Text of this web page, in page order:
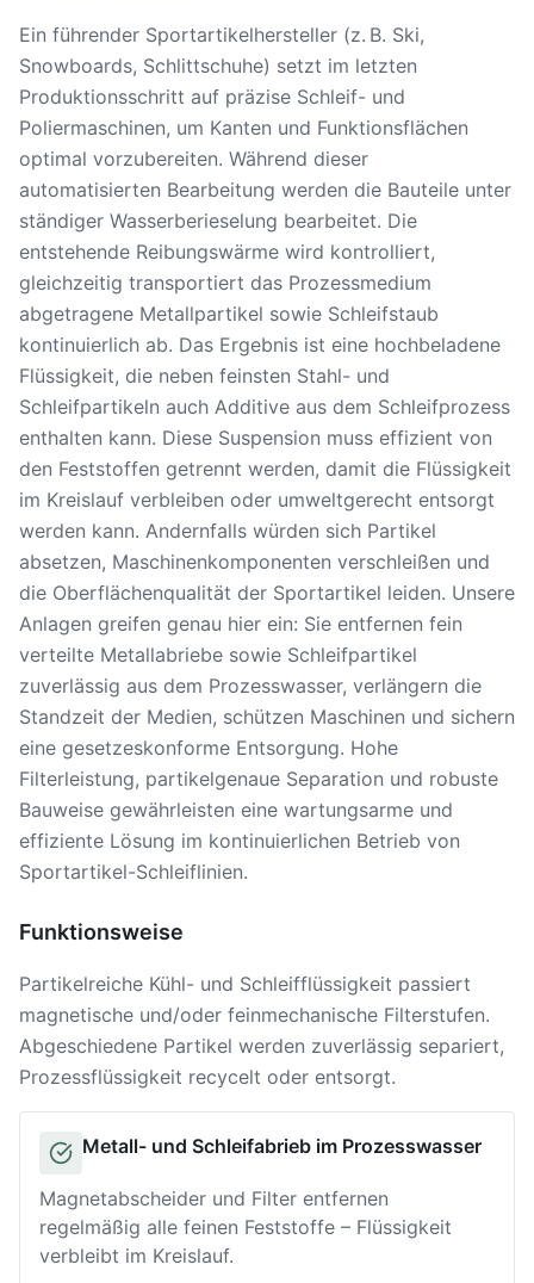
Ein führender Sportartikelhersteller (z. B. Ski,
Snowboards, Schlittschuhe) setzt im letzten
Produktionsschritt auf präzise Schleif- und
Poliermaschinen, um Kanten und Funktionsflächen
optimal vorzubereiten. Während dieser
automatisierten Bearbeitung werden die Bauteile unter
ständiger Wasserberieselung bearbeitet. Die
entstehende Reibungswärme wird kontrolliert,
gleichzeitig transportiert das Prozessmedium
abgetragene Metallpartikel sowie Schleifstaub
kontinuierlich ab. Das Ergebnis ist eine hochbeladene
Flüssigkeit, die neben feinsten Stahl- und
Schleifpartikeln auch Additive aus dem Schleifprozess
enthalten kann. Diese Suspension muss effizient von
den Feststoffen getrennt werden, damit die Flüssigkeit
im Kreislauf verbleiben oder umweltgerecht entsorgt
werden kann. Andernfalls würden sich Partikel
absetzen, Maschinenkomponenten verschleißen und
die Oberflächenqualität der Sportartikel leiden. Unsere
Anlagen greifen genau hier ein: Sie entfernen fein
verteilte Metallabriebe sowie Schleifpartikel
zuverlässig aus dem Prozesswasser, verlängern die
Standzeit der Medien, schützen Maschinen und sichern
eine gesetzeskonforme Entsorgung. Hohe
Filterleistung, partikelgenaue Separation und robuste
Bauweise gewährleisten eine wartungsarme und
effiziente Lösung im kontinuierlichen Betrieb von
Sportartikel-Schleiflinien.
Funktionsweise
Partikelreiche Kühl- und Schleifflüssigkeit passiert
magnetische und/oder feinmechanische Filterstufen.
Abgeschiedene Partikel werden zuverlässig separiert,
Prozessflüssigkeit recycelt oder entsorgt.
Solution
Metall- und Schleifabrieb im Prozesswasser
Magnetabscheider und Filter entfernen
regelmäßig alle feinen Feststoffe – Flüssigkeit
verbleibt im Kreislauf.